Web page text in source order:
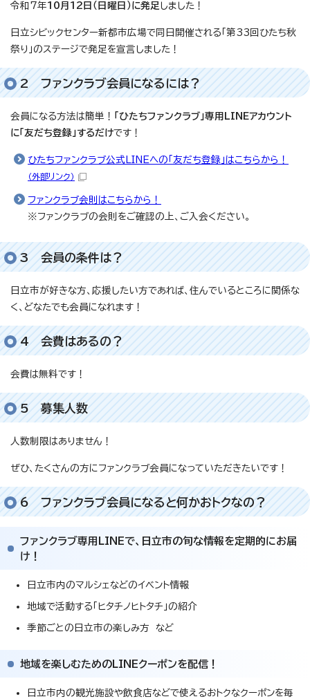
令和7年10月12日（日曜日）に発足 しました！
日立シビックセンター新都市広場で同日開催される「第33回ひたち秋
祭り」のステージで発足を宣言しました！
2 ファンクラブ会員になるには？
会員になる方法は簡単！ 「ひたちファンクラブ」専用LINEアカウント
に「友だち登録」するだけです！
ひたちファンクラブ公式LINEへの「友だち登録」はこちらから！
（外部リンク）
ファンクラブ会則はこちらから！
※ファンクラブの会則をご確認の上、ご入会ください。
3 会員の条件は？
日立市が好きな方、応援したい方であれば、住んでいるところに関係な
く、どなたでも会員になれます！
4 会費はあるの？
会費は無料です！
5 募集人数
人数制限はありません！
ぜひ、たくさんの方にファンクラブ会員になっていただきたいです！
6 ファンクラブ会員になると何かおトクなの？
ファンクラブ専用LINEで、日立市の旬な情報を定期的にお届
け！
日立市内のマルシェなどのイベント情報
地域で活動する「ヒタチノヒトタチ」の紹介
季節ごとの日立市の楽しみ方 など
地域を楽しむためのLINEクーポンを配信！
日立市内の観光施設や飲食店などで使えるおトクなクーポンを毎